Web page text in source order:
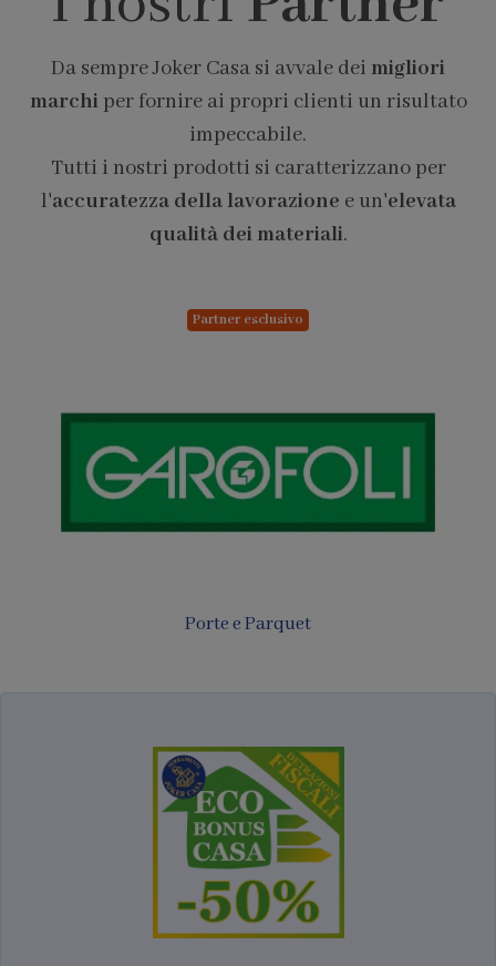
Da sempre Joker Casa si avvale dei migliori
marchiper fornire ai propri clienti un risultato
impeccabile.
Tutti i nostri prodotti si caratterizzano per
l'accuratezza della lavorazione e un'elevata
qualità dei materiali.
Partner esclusivo
Porte e Parquet